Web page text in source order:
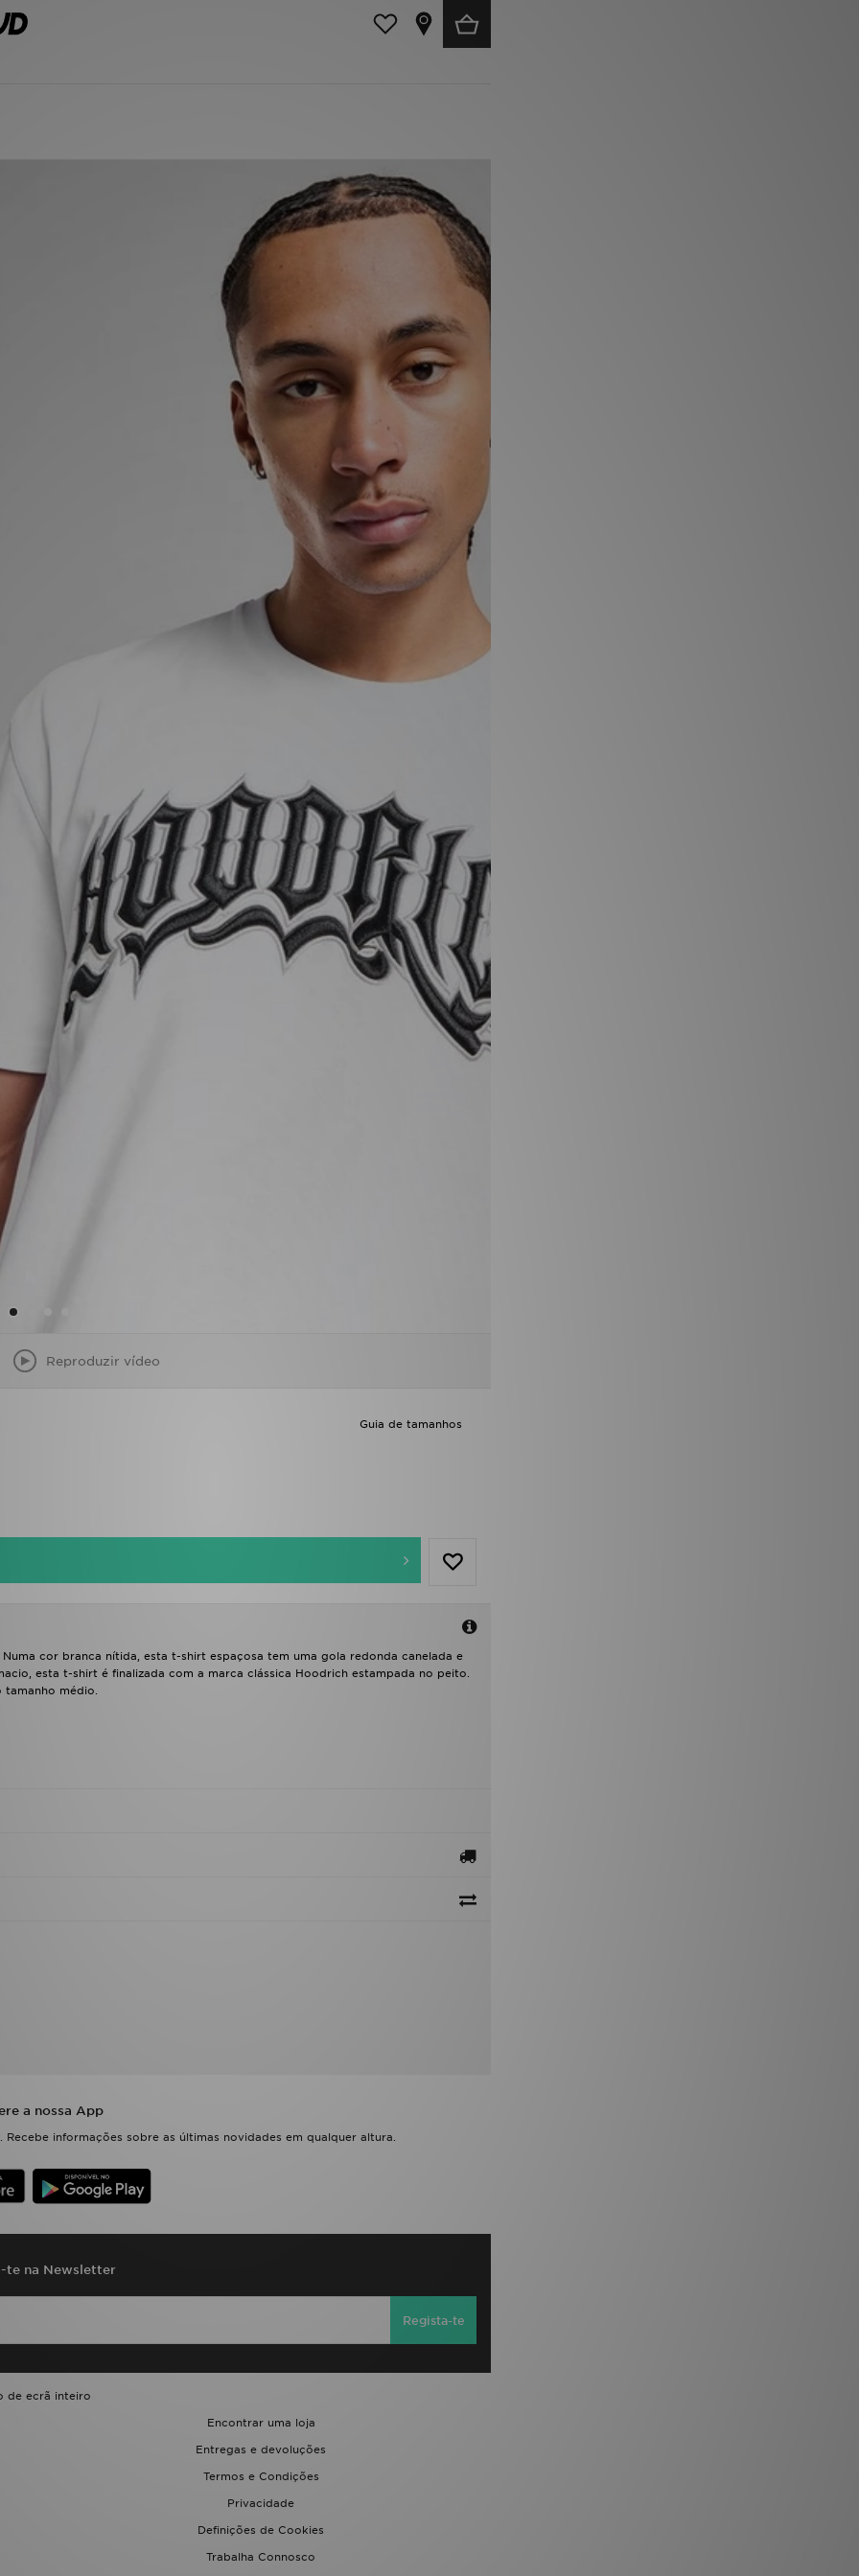
Reproduzir vídeo
Guia de tamanhos
cor branca nítida, esta t-shirt espaçosa tem uma gola redonda canelada e
esta t-shirt é finalizada com a marca clássica Hoodrich estampada no peito.
tamanho médio.
a nossa App
informações sobre as últimas novidades em qualquer altura.
te na Newsletter
Regista-te
de ecrã inteiro
Encontrar uma loja
Entregas e devoluções
Termos e Condições
Privacidade
Definições de Cookies
Trabalha Connosco